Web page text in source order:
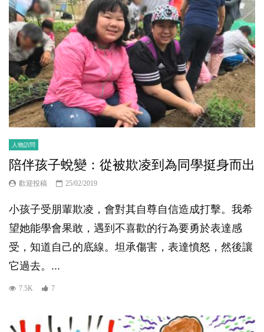
人物訪問
陪伴孩子蛻變：從被欺凌到為同學挺身而出
歡迎投稿 25/02/2019
小孩子受朋輩欺凌，會對其自尊自信造成打擊。我希
望她能學會果敢，遇到不喜歡的行為要勇於表達感
受，知道自己的底線。坦承傷害，表達憤怒，然後讓
它過去。...
7.5K 7